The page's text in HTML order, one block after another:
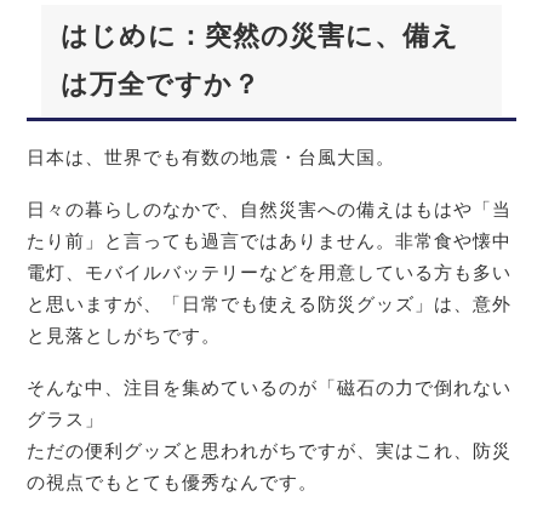
はじめに：突然の災害に、備え
は万全ですか？
日本は、世界でも有数の地震・台風大国。
日々の暮らしのなかで、自然災害への備えはもはや「当
たり前」と言っても過言ではありません。非常食や懐中
電灯、モバイルバッテリーなどを用意している方も多い
と思いますが、「日常でも使える防災グッズ」は、意外
と見落としがちです。
そんな中、注目を集めているのが「磁石の力で倒れない
グラス」
ただの便利グッズと思われがちですが、実はこれ、防災
の視点でもとても優秀なんです。